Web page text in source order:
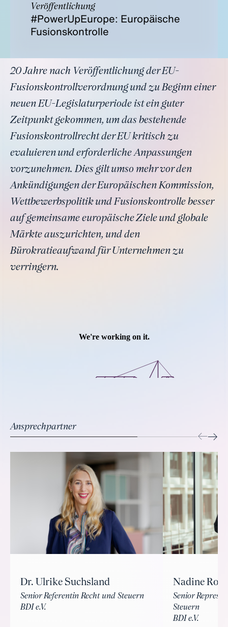
Veröffentlichung
#PowerUpEurope: Europäische
Fusionskontrolle
20 Jahre nach Veröffentlichung der EU-
Fusionskontrollverordnung und zu Beginn einer
neuen EU-Legislaturperiode ist ein guter
Zeitpunkt gekommen, um das bestehende
Fusionskontrollrecht der EU kritisch zu
evaluieren und erforderliche Anpassungen
vorzunehmen. Dies gilt umso mehr vor den
Ankündigungen der Europäischen Kommission,
Wettbewerbspolitik und Fusionskontrolle besser
auf gemeinsame europäische Ziele und globale
Märkte auszurichten, und den
Bürokratieaufwand für Unternehmen zu
verringern.
Ansprechpartner
Dr. Ulrike Suchsland
Senior Referentin Recht und Steuern
BDI e.V.
Nadine
Senior
Steuern
BDI e.V.